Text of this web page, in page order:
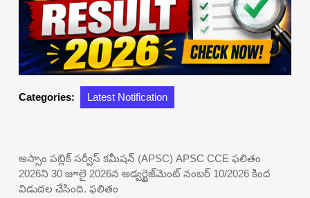
Categories: Latest Notification
అస్సాం పబ్లిక్ సర్వీస్ కమీషన్ (APSC) APSC CCE ఫలితం
2026ని 30 జూలై 2026న అడ్వర్టైజ్‌మెంట్ నంబర్ 10/2026 కింద
విడుదల చేసింది. ఫలితం